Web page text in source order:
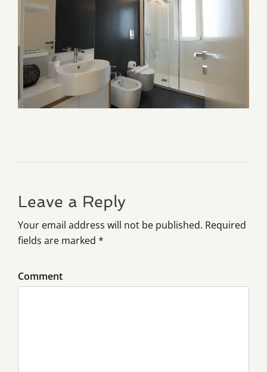
Leave a Reply
Your email address will not be published. Required
fields are marked *
Comment